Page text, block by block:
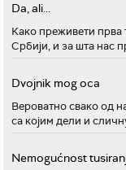
Da, ali...
Како преживети прва
Србији, и за шта нас
Dvojnik mog oca
Вероватно свако од
са којим дели и
Nemogućnost